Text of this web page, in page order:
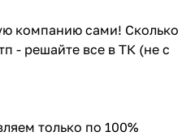
компанию сами! Сколько
- решайте все в ТК (не с
только по 100%